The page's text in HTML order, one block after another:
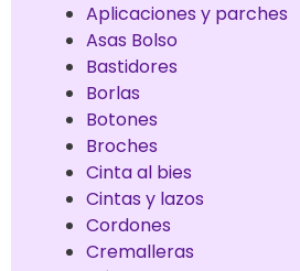
Aplicaciones y parches
Asas Bolso
Bastidores
Borlas
Botones
Broches
Cinta al bies
Cintas y lazos
Cordones
Cremalleras